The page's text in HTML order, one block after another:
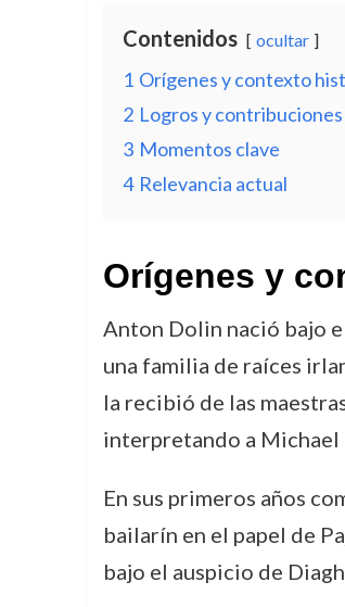
Contenidos ocultar
1 Orígenes y contexto
2 Logros y contribuciones
3 Momentos clave
4 Relevancia actual
Orígenes y
Anton Dolin nació bajo
una familia de raíces
la recibió de las
interpretando a Michael
En sus primeros años
bailarín en el papel de
bajo el auspicio de